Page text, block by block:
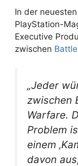
In der
PlayStation-
Executive
zwischen
„Jeder
zwischen
Warfare.
Problem
einem
davon